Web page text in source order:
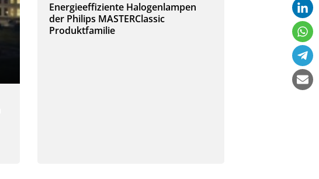
Energieeffiziente Halogenlampen
der Philips MASTERClassic
Produktfamilie